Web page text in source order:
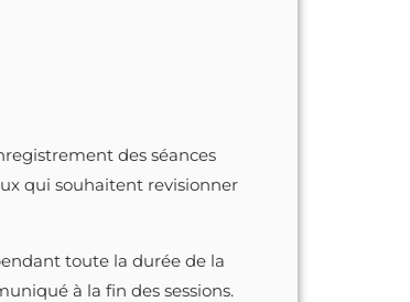
des séances
qui souhaitent revisionner
toute la durée de la
à la fin des sessions.